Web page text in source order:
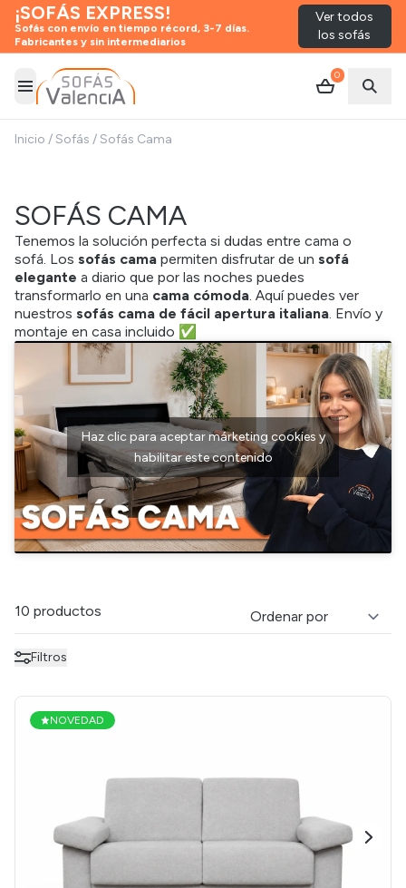
¡SOFÁS EXPRESS!
Sofás con envío en tiempo récord, 3-7 días.
Fabricantes y sin intermediarios
Ver todos
los sofás
Abrir menú
0
Inicio / Sofás / Sofás Cama
SOFÁS CAMA
Tenemos la solución perfecta si dudas entre cama o
sofá. Los sofás cama permiten disfrutar de un sofá
elegante a diario que por las noches puedes
transformarlo en una cama cómoda. Aquí puedes ver
nuestros sofás cama de fácil apertura italiana. Envío y
montaje en casa incluido ✅
Haz clic para aceptar márketing cookies y
habilitar este contenido
10 productos
Filtros
NOVEDAD